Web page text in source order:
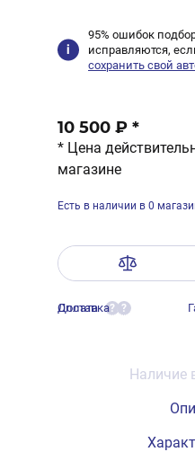
95% ошибок
исправляются,
сохранить свой
10 500 ₽ *
* Цена
магазине
Есть в наличии в 0
Оплата ?
Доставка ?
Наличие